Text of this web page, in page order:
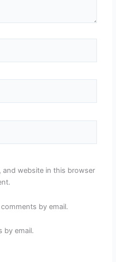
and website in this browser
by email.
by email.